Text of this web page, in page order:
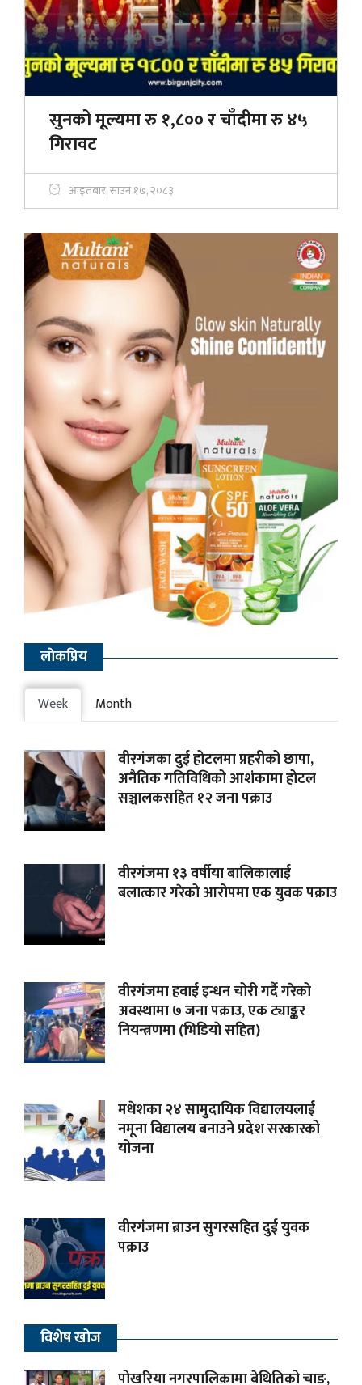
सुनको मूल्यमा रु १,८०० र चाँदीमा रु ४५
गिरावट
आइतबार, साउन १७, २०८३
लाेकप्रिय
Week Month
वीरगंजका दुई होटलमा प्रहरीको छापा,
अनैतिक गतिविधिको आशंकामा होटल
सञ्चालकसहित १२ जना पक्राउ
वीरगंजमा १३ वर्षीया बालिकालाई
बलात्कार गरेको आरोपमा एक युवक पक्राउ
वीरगंजमा हवाई इन्धन चोरी गर्दै गरेको
अवस्थामा ७ जना पक्राउ, एक ट्याङ्कर
नियन्त्रणमा (भिडियाे सहित)
मधेशका २४ सामुदायिक विद्यालयलाई
नमूना विद्यालय बनाउने प्रदेश सरकारको
योजना
वीरगंजमा ब्राउन सुगरसहित दुई युवक
पक्राउ
विशेष खोज
पोखरिया नगरपालिकामा बेथितिको चाङ,